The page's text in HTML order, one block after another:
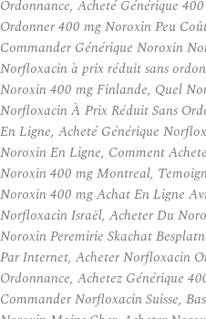
Ordonnance, Acheté Générique
Ordonner 400 mg Noroxin Peu
Commander Générique Noroxin
Norfloxacin à prix réduit sans
Noroxin 400 mg Finlande, Quel
Norfloxacin À Prix Réduit Sans
En Ligne, Acheté Générique
Noroxin En Ligne, Comment
Noroxin 400 mg Montreal,
Noroxin 400 mg Achat En Ligne
Norfloxacin Israël, Acheter Du
Noroxin Peremirie Skachat
Par Internet, Acheter Norfloxacin
Ordonnance, Achetez Générique
Commander Norfloxacin Suisse,